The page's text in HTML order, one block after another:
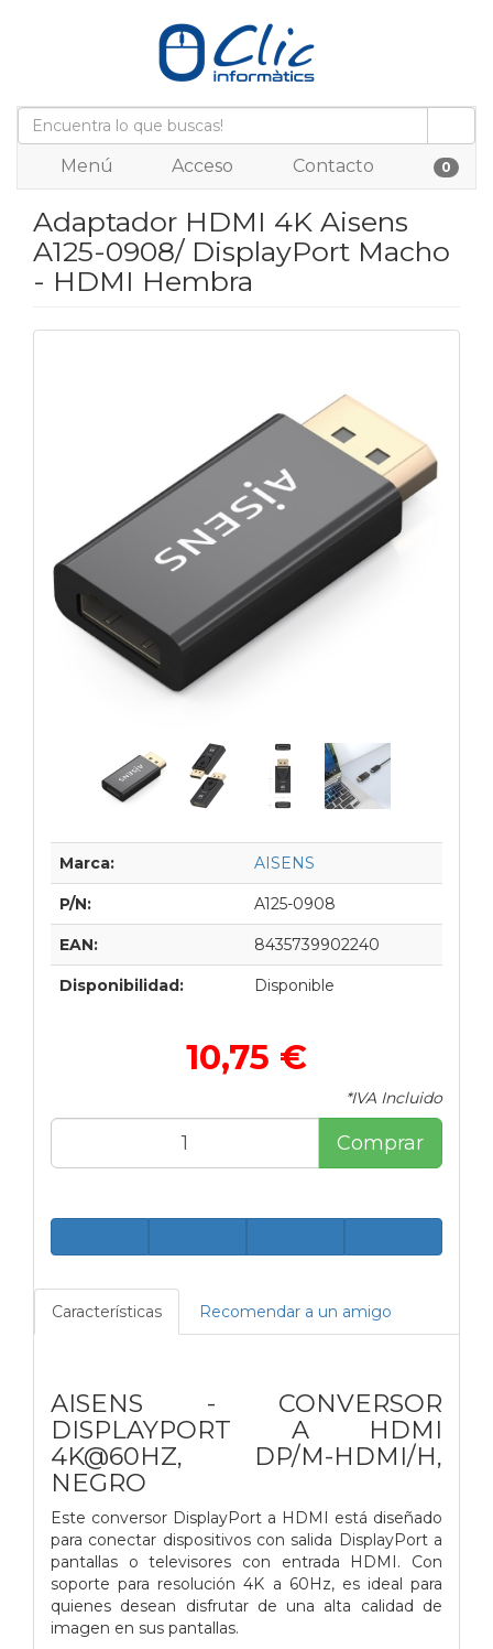
Menú Acceso Contacto 0
Adaptador HDMI 4K Aisens
A125-0908/ DisplayPort Macho
- HDMI Hembra
Marca: AISENS
P/N: A125-0908
EAN: 8435739902240
Disponibilidad: Disponible
10,75 €
*IVA Incluido
Comprar
Características Recomendar a un amigo
AISENS - CONVERSOR
DISPLAYPORT A HDMI
4K@60HZ, DP/M-HDMI/H,
NEGRO
Este conversor DisplayPort a HDMI está diseñado
para conectar dispositivos con salida DisplayPort a
pantallas o televisores con entrada HDMI. Con
soporte para resolución 4K a 60Hz, es ideal para
quienes desean disfrutar de una alta calidad de
imagen en sus pantallas.